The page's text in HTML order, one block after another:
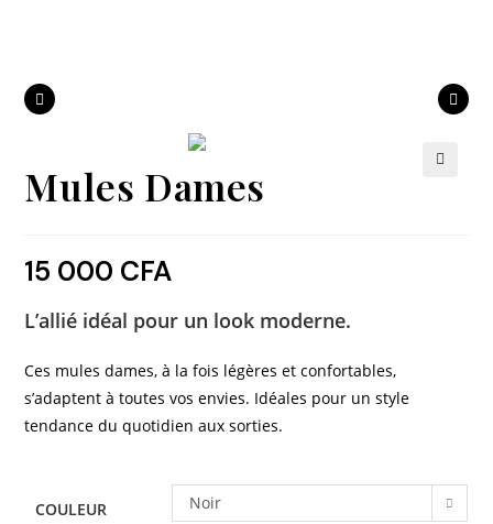
Mules Dames
15 000 CFA
L’allié idéal pour un look moderne.
Ces mules dames, à la fois légères et confortables,
s’adaptent à toutes vos envies. Idéales pour un style
tendance du quotidien aux sorties.
COULEUR Noir